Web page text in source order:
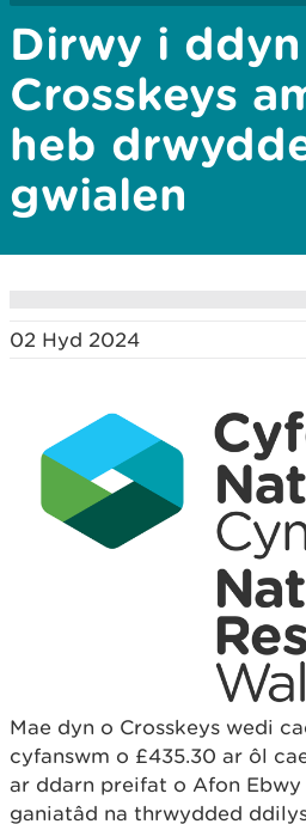
Dirwy i
Crosskeys
heb
gwialen
02 Hyd 2024
Mae dyn o Crosskeys wedi
cyfanswm o £435.30 ar ôl
ar ddarn preifat o Afon Ebwy
ganiatâd na thrwydded